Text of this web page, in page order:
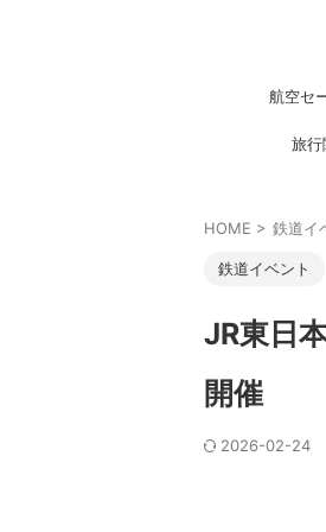
航空セ
旅行
HOME > 鉄道イ
鉄道イベント
JR東日
開催
2026-02-24